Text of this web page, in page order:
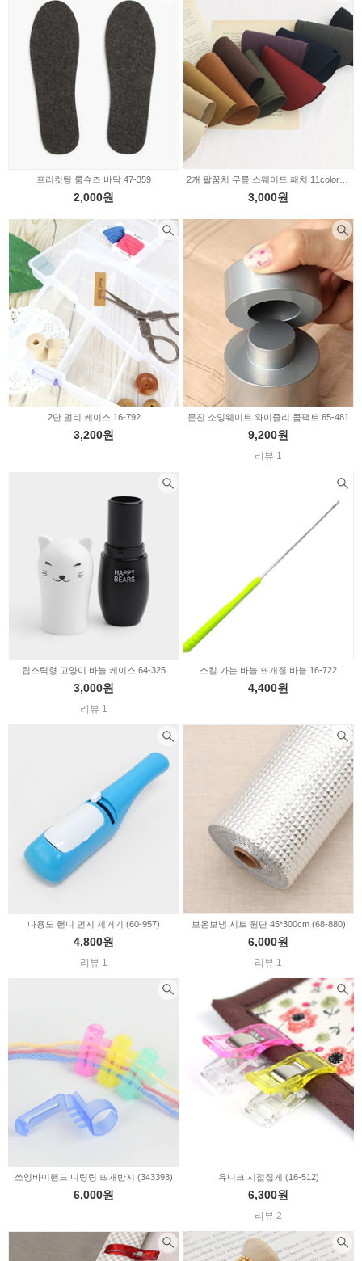
프리컷팅 룸슈즈 바닥 47-359
2,000원 3,000원
2단 멀티 케이스 16-792
3,200원
문진 소잉웨이트 와이즐리 콤팩트 65-481
9,200원
리뷰 1
립스틱형 고양이 바늘 케이스 64-325
3,000원
리뷰 1
스킬 가는 바늘 뜨개질 바늘 16-722
4,400원
다용도 핸디 먼지 제거기 (60-957)
4,800원
리뷰 1
보온보냉 시트 원단 45*300cm (68-880)
6,000원
리뷰 1
쏘잉바이핸드 니팅링 뜨개반지 (343393)
6,000원
유니크 시접집게 (16-512)
6,300원
리뷰 2